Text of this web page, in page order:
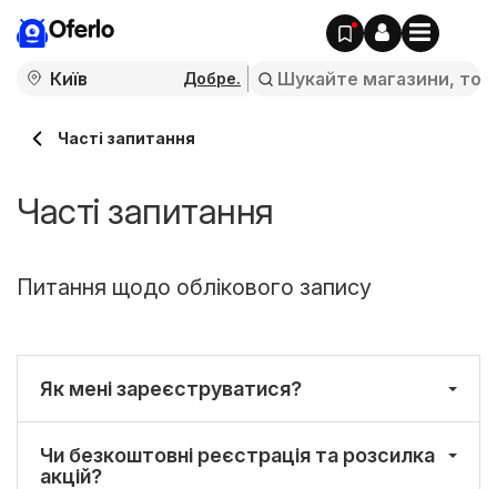
Oferlo
Добре.
Часті запитання
Часті запитання
Питання щодо облікового запису
Як мені зареєструватися?
Чи безкоштовні реєстрація та розсилка
акцій?